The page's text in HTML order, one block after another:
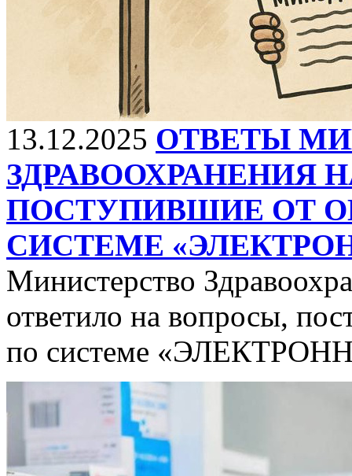
13.12.2025 ОТВЕТЫ
ЗДРАВООХРАНЕНИЯ
ПОСТУПИВШИЕ ОТ
СИСТЕМЕ
Министерство
ответило на вопросы,
по системе